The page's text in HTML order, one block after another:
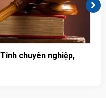
chuyên nghiệp,